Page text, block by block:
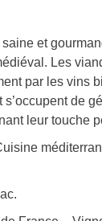
et
Les
par les vins
de
leur touche